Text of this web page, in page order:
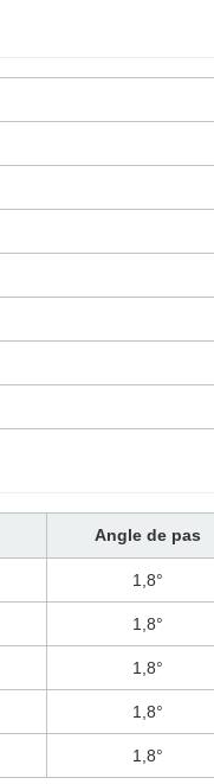
Angle de pas
1,8°
1,8°
1,8°
1,8°
1,8°